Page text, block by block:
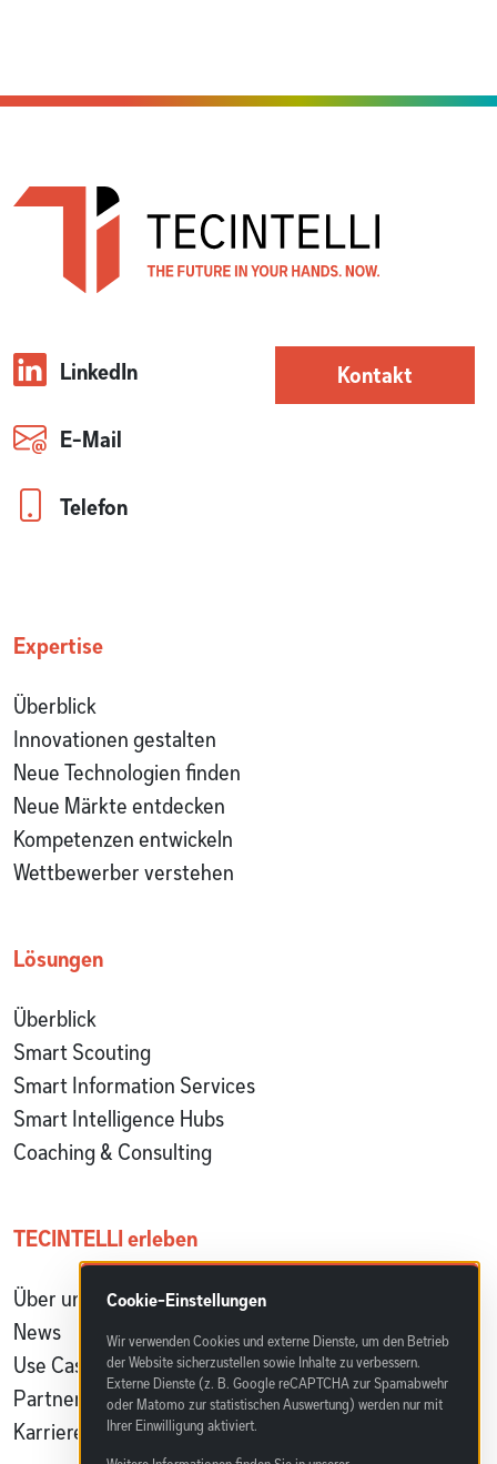
LinkedIn
E-Mail
Telefon
Kontakt
Expertise
Überblick
Innovationen gestalten
Neue Technologien finden
Neue Märkte entdecken
Kompetenzen entwickeln
Wettbewerber verstehen
Lösungen
Überblick
Smart Scouting
Smart Information Services
Smart Intelligence Hubs
Coaching & Consulting
TECINTELLI erleben
Über uns
News
Use Cases & Referenzen
Partnerprogramm
Karriere
Cookie-Einstellungen
Wir verwenden Cookies und externe Dienste, um den Betrieb
der Website sicherzustellen sowie Inhalte zu verbessern.
Externe Dienste (z. B. Google reCAPTCHA zur Spamabwehr
oder Matomo zur statistischen Auswertung) werden nur mit
Ihrer Einwilligung aktiviert.